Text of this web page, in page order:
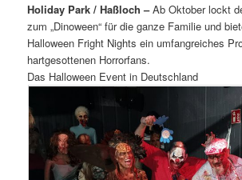
Holiday Park / Haßloch –Ab Oktober lockt
zum „Dinoween“ für die ganze Familie und
Halloween Fright Nights ein umfangreiches
hartgesottenen Horrorfans.
Das Halloween Event in Deutschland